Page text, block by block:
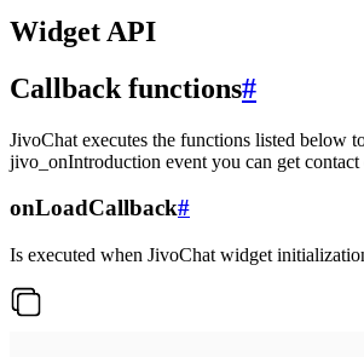
Widget API
Callback functions#
JivoChat executes the functions listed below
jivo_onIntroduction event you can get contact
onLoadCallback#
Is executed when JivoChat widget